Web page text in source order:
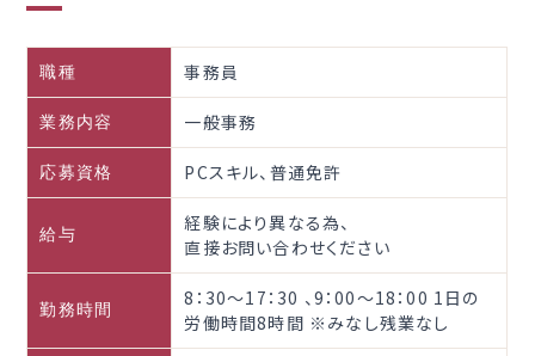
職種 事務員
業務内容 一般事務
応募資格 PCスキル、普通免許
給与
経験により異なる為、
直接お問い合わせください
勤務時間
8：30～17：30 、9：00～18：00 1日の
労働時間8時間 ※みなし残業なし